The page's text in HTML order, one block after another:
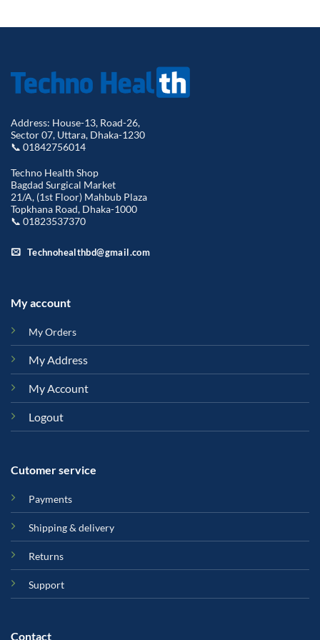
Address: House-13, Road-26,
Sector 07, Uttara, Dhaka-1230
📞 01842756014
Techno Health Shop
Bagdad Surgical Market
21/A, (1st Floor) Mahbub Plaza
Topkhana Road, Dhaka-1000
📞 01823537370
Technohealthbd@gmail.com
My account
My Orders
My Address
My Account
Logout
Cutomer service
Payments
Shipping & delivery
Returns
Support
Contact